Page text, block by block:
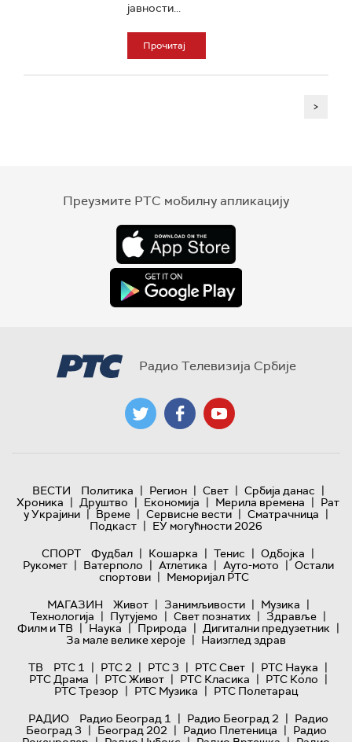
јавности...
Прочитај
>
Преузмите РТС мобилну апликацију
Радио Телевизија Србије
ВЕСТИ Политика | Регион | Свет | Србија данас |
Хроника | Друштво | Економија | Мерила времена | Рат
у Украјини | Време | Сервисне вести | Сматрачница |
Подкаст | ЕУ могућности 2026
СПОРТ
Фудбал | Кошарка | Тенис | Одбојка |
Рукомет | Ватерполо | Атлетика | Ауто-мото | Остали
спортови | Меморијал РТС
МАГАЗИН
Живот | Занимљивости | Музика |
Технологијa | Путујемо | Свет познатих | Здравље |
Филм и ТВ | Наука | Природа | Дигитални предузетник |
За мале велике хероје | Наизглед здрав
ТВ
РТС 1 | РТС 2 | РТС 3 | РТС Свет | РТС Наука |
РТС Драма | РТС Живот | РТС Класика | РТС Коло |
РТС Трезор | РТС Музика | РТС Полетарац
РАДИО
Радио Београд 1 | Радио Београд 2 | Радио
Београд 3 | Београд 202 | Радио Плетеница | Радио